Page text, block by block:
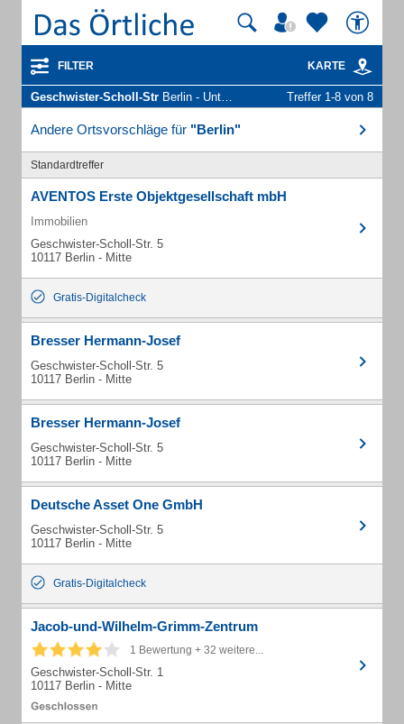
FILTER KARTE
Geschwister-Scholl-Str Berlin - Unternehmen und Personen Treffer 1-8 von 8
Andere Ortsvorschläge für "Berlin"
Standardtreffer
AVENTOS Erste Objektgesellschaft mbH
Immobilien
Geschwister-Scholl-Str. 5
10117 Berlin - Mitte
Gratis-Digitalcheck
Bresser Hermann-Josef
Geschwister-Scholl-Str. 5
10117 Berlin - Mitte
Bresser Hermann-Josef
Geschwister-Scholl-Str. 5
10117 Berlin - Mitte
Deutsche Asset One GmbH
Geschwister-Scholl-Str. 5
10117 Berlin - Mitte
Gratis-Digitalcheck
Jacob-und-Wilhelm-Grimm-Zentrum
1 Bewertung + 32 weitere...
Geschwister-Scholl-Str. 1
10117 Berlin - Mitte